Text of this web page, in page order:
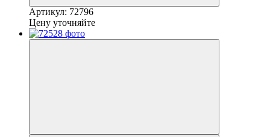
Артикул: 72796
Цену уточняйте